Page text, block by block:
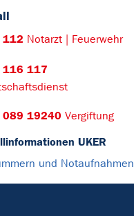
112 Notarzt | Feuerwehr
116 117
089 19240 Vergiftung
UKER
und Notaufnahmen